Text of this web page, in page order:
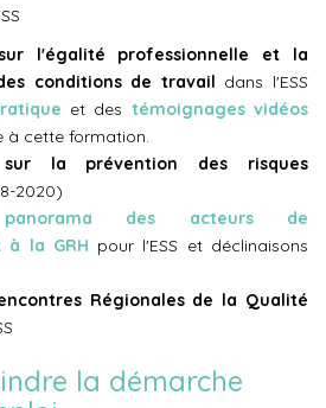
l'égalité professionnelle et la
conditions de travail dans l'ESS
et des témoignages vidéos
à cette formation.
sur la prévention des risques
2020)
panorama des acteurs de
à la GRH pour l'ESS et déclinaisons
Régionales de la Qualité
la démarche